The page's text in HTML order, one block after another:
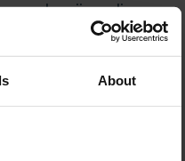
About
zijn we live
bemoedigend.